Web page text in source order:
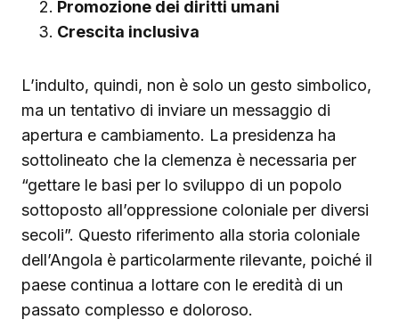
Promozione dei diritti umani
Crescita inclusiva
L’indulto, quindi, non è solo un gesto simbolico,
ma un tentativo di inviare un messaggio di
apertura e cambiamento. La presidenza ha
sottolineato che la clemenza è necessaria per
“gettare le basi per lo sviluppo di un popolo
sottoposto all’oppressione coloniale per diversi
secoli”. Questo riferimento alla storia coloniale
dell’Angola è particolarmente rilevante, poiché il
paese continua a lottare con le eredità di un
passato complesso e doloroso.